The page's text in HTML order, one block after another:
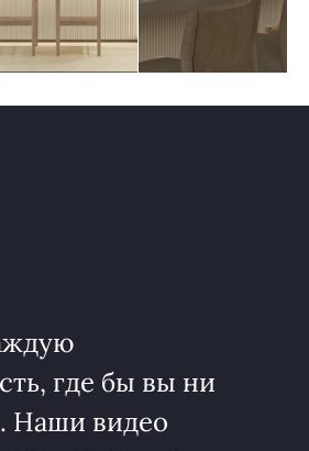
где бы вы ни
Наши видео